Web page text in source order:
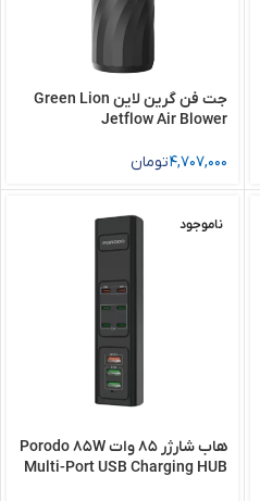
جت فن گرین لاین Green Lion
Jetflow Air Blower
4,707,000تومان
ناموجود
هاب شارژر 85 وات Porodo 85W
Multi-Port USB Charging HUB